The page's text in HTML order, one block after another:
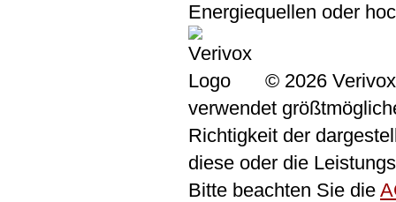
Energiequellen oder
© 2026
verwendet
Richtigkeit der
diese oder die
Bitte beachten Sie die